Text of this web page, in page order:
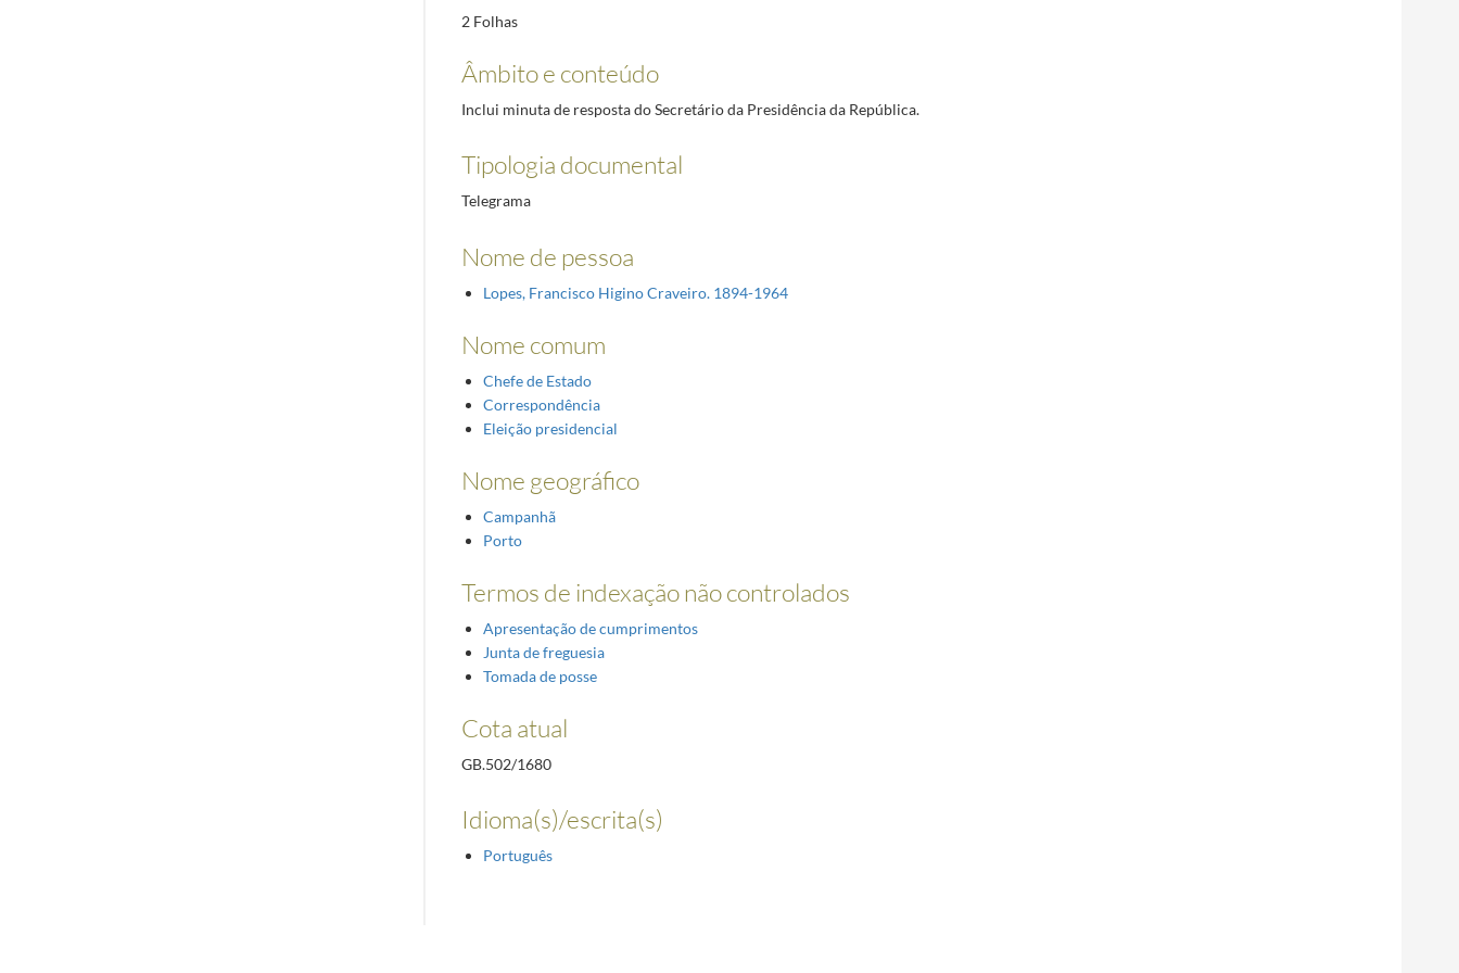
2 Folhas
Âmbito e conteúdo
Inclui minuta de resposta do Secretário da Presidência da República.
Tipologia documental
Telegrama
Nome de pessoa
Lopes, Francisco Higino Craveiro. 1894-1964
Nome comum
Chefe de Estado
Correspondência
Eleição presidencial
Nome geográfico
Campanhã
Porto
Termos de indexação não controlados
Apresentação de cumprimentos
Junta de freguesia
Tomada de posse
Cota atual
GB.502/1680
Idioma(s)/escrita(s)
Português